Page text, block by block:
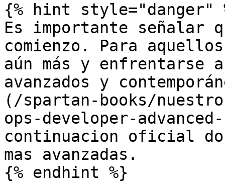
{% hint style="danger"
Es importante señalar
comienzo. Para
aún más y enfrentarse
avanzados y
(/spartan-books/
ops-developer-
continuacion oficial
mas avanzadas.
{% endhint %}